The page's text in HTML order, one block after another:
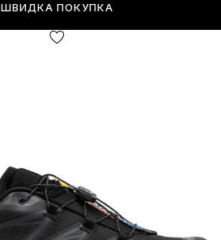
ШВИДКА ПОКУПКА